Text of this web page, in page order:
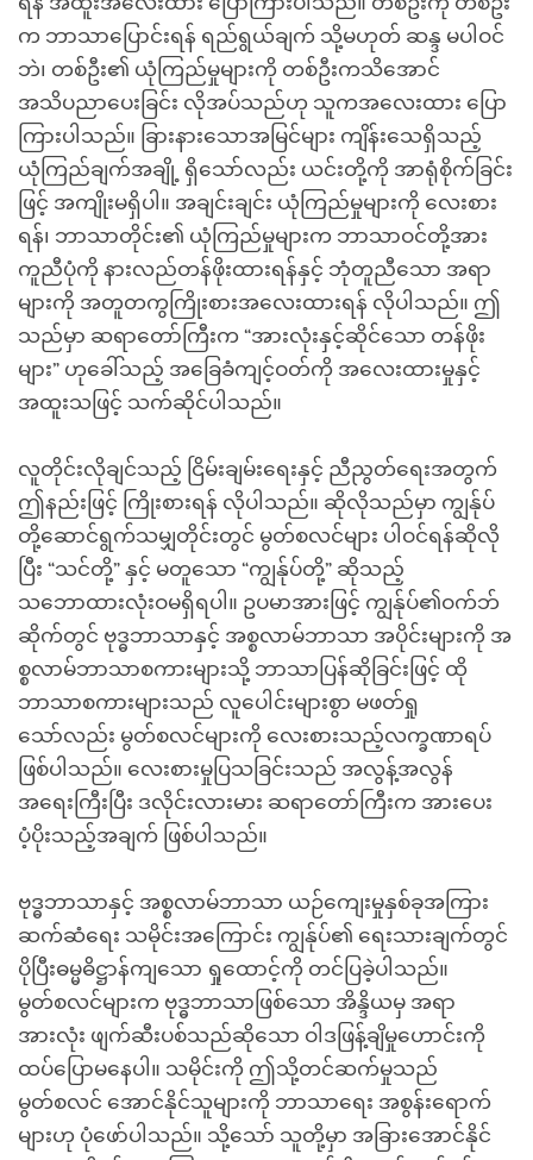
က ဘာသာပြောင်းရန် ရည်ရွယ်ချက် သို့မဟုတ် ဆန္ဒ မပါဝင်
ဘဲ၊ တစ်ဦး၏ ယုံကြည်မှုများကို တစ်ဦးကသိအောင်
အသိပညာပေးခြင်း လိုအပ်သည်ဟု သူကအလေးထား ပြော
ကြားပါသည်။ ခြားနားသောအမြင်များ ကျိန်းသေရှိသည့်
ယုံကြည်ချက်အချို့ ရှိသော်လည်း ယင်းတို့ကို အာရုံစိုက်ခြင်း
ဖြင့် အကျိုးမရှိပါ။ အချင်းချင်း ယုံကြည်မှုများကို လေးစား
ရန်၊ ဘာသာတိုင်း၏ ယုံကြည်မှုများက ဘာသာဝင်တို့အား
ကူညီပုံကို နားလည်တန်ဖိုးထားရန်နှင့် ဘုံတူညီသော အရာ
များကို အတူတကွကြိုးစားအလေးထားရန် လိုပါသည်။ ဤ
သည်မှာ ဆရာတော်ကြီးက “အားလုံးနှင့်ဆိုင်သော တန်ဖိုး
များ” ဟုခေါ်သည့် အခြေခံကျင့်ဝတ်ကို အလေးထားမှုနှင့်
အထူးသဖြင့် သက်ဆိုင်ပါသည်။
လူတိုင်းလိုချင်သည့် ငြိမ်းချမ်းရေးနှင့် ညီညွတ်ရေးအတွက်
ဤနည်းဖြင့် ကြိုးစားရန် လိုပါသည်။ ဆိုလိုသည်မှာ ကျွန်ုပ်
တို့ဆောင်ရွက်သမျှတိုင်းတွင် မွတ်စလင်များ ပါဝင်ရန်ဆိုလို
ပြီး “သင်တို့” နှင့် မတူသော “ကျွန်ုပ်တို့” ဆိုသည့်
သဘောထားလုံးဝမရှိရပါ။ ဥပမာအားဖြင့် ကျွန်ုပ်၏ဝက်ဘ်
ဆိုက်တွင် ဗုဒ္ဓဘာသာနှင့် အစ္စလာမ်ဘာသာ အပိုင်းများကို အ
စ္စလာမ်ဘာသာစကားများသို့ ဘာသာပြန်ဆိုခြင်းဖြင့် ထို
ဘာသာစကားများသည် လူပေါင်းများစွာ မဖတ်ရှု
သော်လည်း မွတ်စလင်များကို လေးစားသည့်လက္ခဏာရပ်
ဖြစ်ပါသည်။ လေးစားမှုပြသခြင်းသည် အလွန့်အလွန်
အရေးကြီးပြီး ဒလိုင်းလားမား ဆရာတော်ကြီးက အားပေး
ပံ့ပိုးသည့်အချက် ဖြစ်ပါသည်။
ဗုဒ္ဓဘာသာနှင့် အစ္စလာမ်ဘာသာ ယဉ်ကျေးမှုနှစ်ခုအကြား
ဆက်ဆံရေး သမိုင်းအကြောင်း ကျွန်ုပ်၏ ရေးသားချက်တွင်
ပိုပြီးဓမ္မဓိဋ္ဌာန်ကျသော ရှုထောင့်ကို တင်ပြခဲ့ပါသည်။
မွတ်စလင်များက ဗုဒ္ဓဘာသာဖြစ်သော အိန္ဒိယမှ အရာ
အားလုံး ဖျက်ဆီးပစ်သည်ဆိုသော ဝါဒဖြန့်ချိမှုဟောင်းကို
ထပ်ပြောမနေပါ။ သမိုင်းကို ဤသို့တင်ဆက်မှုသည်
မွတ်စလင် အောင်နိုင်သူများကို ဘာသာရေး အစွန်းရောက်
များဟု ပုံဖော်ပါသည်။ သို့သော် သူတို့မှာ အခြားအောင်နိုင်